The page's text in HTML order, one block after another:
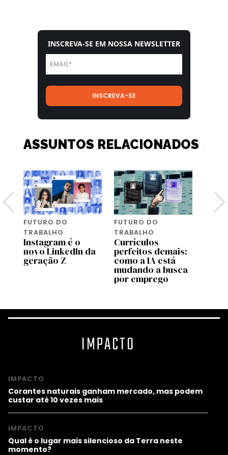
INSCREVA-SE EM NOSSA NEWSLETTER
ASSUNTOS RELACIONADOS
FUTURO DO
TRABALHO
Instagram é o
novo LinkedIn da
geração Z
FUTURO DO
TRABALHO
Currículos
perfeitos demais:
como a IA está
mudando a busca
por emprego
IMPACTO
IMPACTO
Corantes naturais ganham mercado, mas podem
custar até 10 vezes mais
IMPACTO
Qual é o lugar mais silencioso da Terra neste
momento?